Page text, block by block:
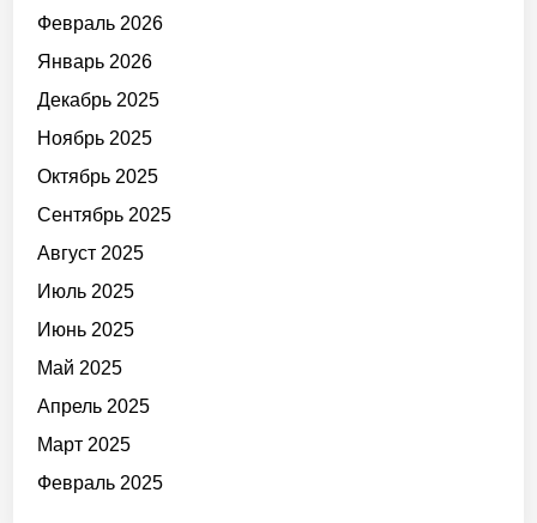
Февраль 2026
Январь 2026
Декабрь 2025
Ноябрь 2025
Октябрь 2025
Сентябрь 2025
Август 2025
Июль 2025
Июнь 2025
Май 2025
Апрель 2025
Март 2025
Февраль 2025